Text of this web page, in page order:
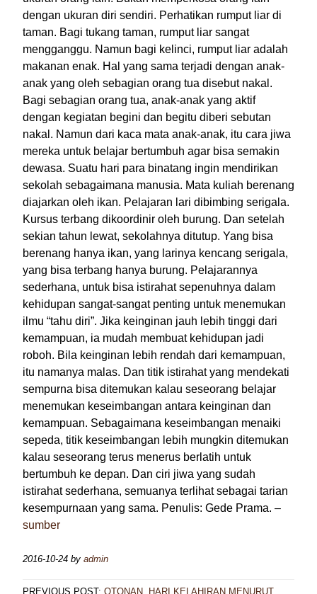
dengan ukuran diri sendiri. Perhatikan rumput liar di
taman. Bagi tukang taman, rumput liar sangat
mengganggu. Namun bagi kelinci, rumput liar adalah
makanan enak. Hal yang sama terjadi dengan anak-
anak yang oleh sebagian orang tua disebut nakal.
Bagi sebagian orang tua, anak-anak yang aktif
dengan kegiatan begini dan begitu diberi sebutan
nakal. Namun dari kaca mata anak-anak, itu cara jiwa
mereka untuk belajar bertumbuh agar bisa semakin
dewasa. Suatu hari para binatang ingin mendirikan
sekolah sebagaimana manusia. Mata kuliah berenang
diajarkan oleh ikan. Pelajaran lari dibimbing serigala.
Kursus terbang dikoordinir oleh burung. Dan setelah
sekian tahun lewat, sekolahnya ditutup. Yang bisa
berenang hanya ikan, yang larinya kencang serigala,
yang bisa terbang hanya burung. Pelajarannya
sederhana, untuk bisa istirahat sepenuhnya dalam
kehidupan sangat-sangat penting untuk menemukan
ilmu “tahu diri”. Jika keinginan jauh lebih tinggi dari
kemampuan, ia mudah membuat kehidupan jadi
roboh. Bila keinginan lebih rendah dari kemampuan,
itu namanya malas. Dan titik istirahat yang mendekati
sempurna bisa ditemukan kalau seseorang belajar
menemukan keseimbangan antara keinginan dan
kemampuan. Sebagaimana keseimbangan menaiki
sepeda, titik keseimbangan lebih mungkin ditemukan
kalau seseorang terus menerus berlatih untuk
bertumbuh ke depan. Dan ciri jiwa yang sudah
istirahat sederhana, semuanya terlihat sebagai tarian
kesempurnaan yang sama. Penulis: Gede Prama. –
sumber
2016-10-24 by admin
PREVIOUS POST: OTONAN, HARI KELAHIRAN MENURUT